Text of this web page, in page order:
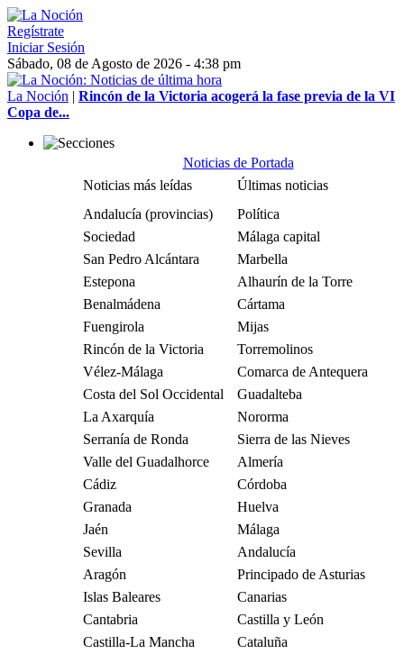
Regístrate
Iniciar Sesión
Sábado, 08 de Agosto de 2026 - 4:38 pm
La Noción | Rincón de la Victoria acogerá la fase previa de la VI
Copa de...
Noticias de Portada
Noticias más leídas
Últimas noticias
Andalucía (provincias)
Política
Sociedad
Málaga capital
San Pedro Alcántara
Marbella
Estepona
Alhaurín de la Torre
Benalmádena
Cártama
Fuengirola
Mijas
Rincón de la Victoria
Torremolinos
Vélez-Málaga
Comarca de Antequera
Costa del Sol Occidental
Guadalteba
La Axarquía
Nororma
Serranía de Ronda
Sierra de las Nieves
Valle del Guadalhorce
Almería
Cádiz
Córdoba
Granada
Huelva
Jaén
Málaga
Sevilla
Andalucía
Aragón
Principado de Asturias
Islas Baleares
Canarias
Cantabria
Castilla y León
Castilla-La Mancha
Cataluña